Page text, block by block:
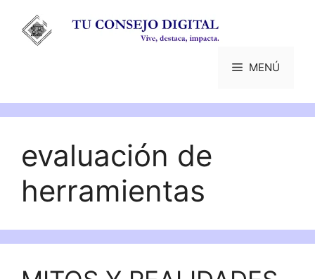
contenido
MENÚ
evaluación de
herramientas